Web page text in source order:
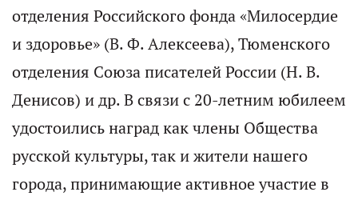
отделения Российского фонда «Милосердие
и здоровье» (В. Ф. Алексеева), Тюменского
отделения Союза писателей России (Н. В.
Денисов) и др. В связи с 20-летним юбилеем
удостоились наград как члены Общества
русской культуры, так и жители нашего
города, принимающие активное участие в